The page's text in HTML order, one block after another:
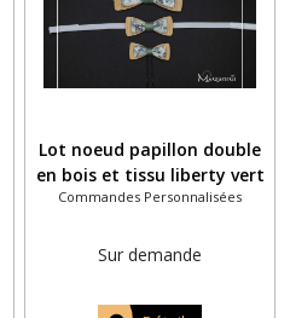
Lot noeud papillon double
en bois et tissu liberty vert
sauge bleu marine homme
chignon assortie
Commandes Personnalisées
Sur demande